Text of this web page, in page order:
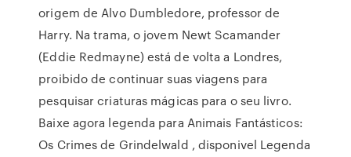
origem de Alvo Dumbledore, professor de
Harry. Na trama, o jovem Newt Scamander
(Eddie Redmayne) está de volta a Londres,
proibido de continuar suas viagens para
pesquisar criaturas mágicas para o seu livro.
Baixe agora legenda para Animais Fantásticos:
Os Crimes de Grindelwald , disponivel Legenda